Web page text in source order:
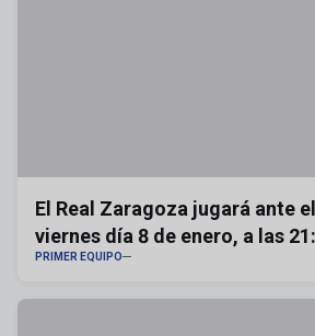
El Real Zaragoza jugará ante
viernes día 8 de enero, a las
PRIMER EQUIPO